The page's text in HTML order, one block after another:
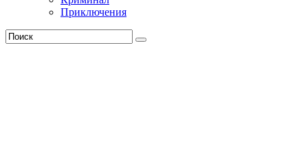
Приключения